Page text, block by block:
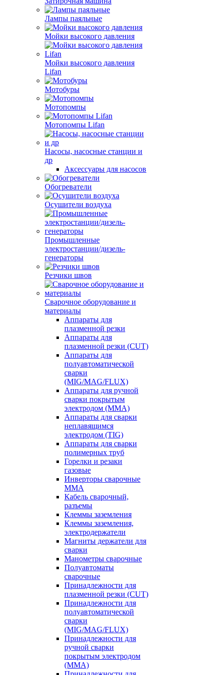
Лампы паяльные
Мойки высокого давления
Мойки высокого давления
Lifan
Мотобуры
Мотопомпы
Мотопомпы Lifan
Насосы, насосные станции и
др
Аксессуары для насосов
Обогреватели
Осушители воздуха
Промышленные
электростанции/дизель-
генераторы
Резчики швов
Сварочное оборудование и
материалы
Аппараты для
плазменной резки
Аппараты для
плазменной резки (CUT)
Аппараты для
полуавтоматической
сварки
(MIG/MAG/FLUX)
Аппараты для ручной
сварки покрытым
электродом (MMA)
Аппараты для сварки
неплавящимся
электродом (TIG)
Аппараты для сварки
полимерных труб
Горелки и резаки
газовые
Инверторы сварочные
ММА
Кабель сварочный,
разъемы
Клеммы заземления
Клеммы заземления,
электродержатели
Магниты держатели для
сварки
Манометры сварочные
Полуавтоматы
сварочные
Принадлежности для
плазменной резки (CUT)
Принадлежности для
полуавтоматической
сварки
(MIG/MAG/FLUX)
Принадлежности для
ручной сварки
покрытым электродом
(MMA)